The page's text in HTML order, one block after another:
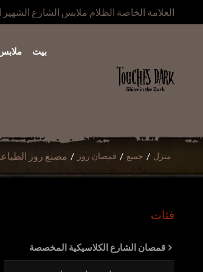
العلامة الخاصة الظلام ملابس الشارع الشهير
بيت
منزل / جميع / قمصان روز / مصنع روز
فئات
قمصان الشارع الكلاسيكية المخصصة